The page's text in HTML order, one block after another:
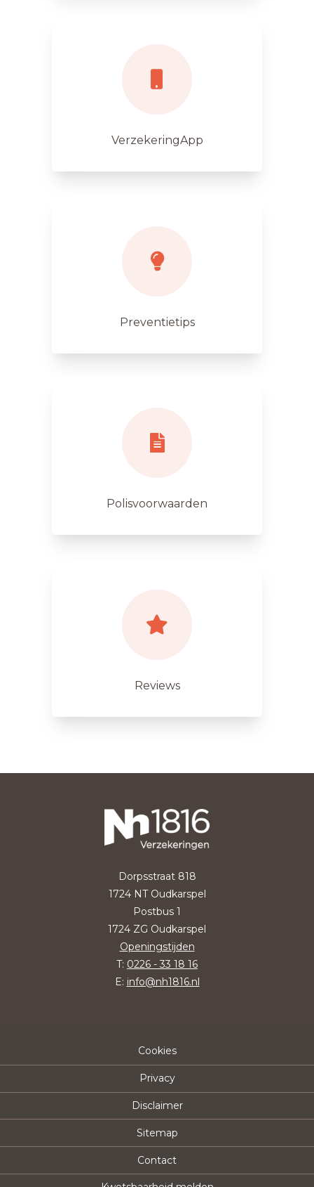
VerzekeringApp
Preventietips
Polisvoorwaarden
Reviews
Dorpsstraat 818
1724 NT Oudkarspel
Postbus 1
1724 ZG Oudkarspel
Openingstijden
T: 0226 - 33 18 16
E: info@nh1816.nl
Cookies
Privacy
Disclaimer
Sitemap
Contact